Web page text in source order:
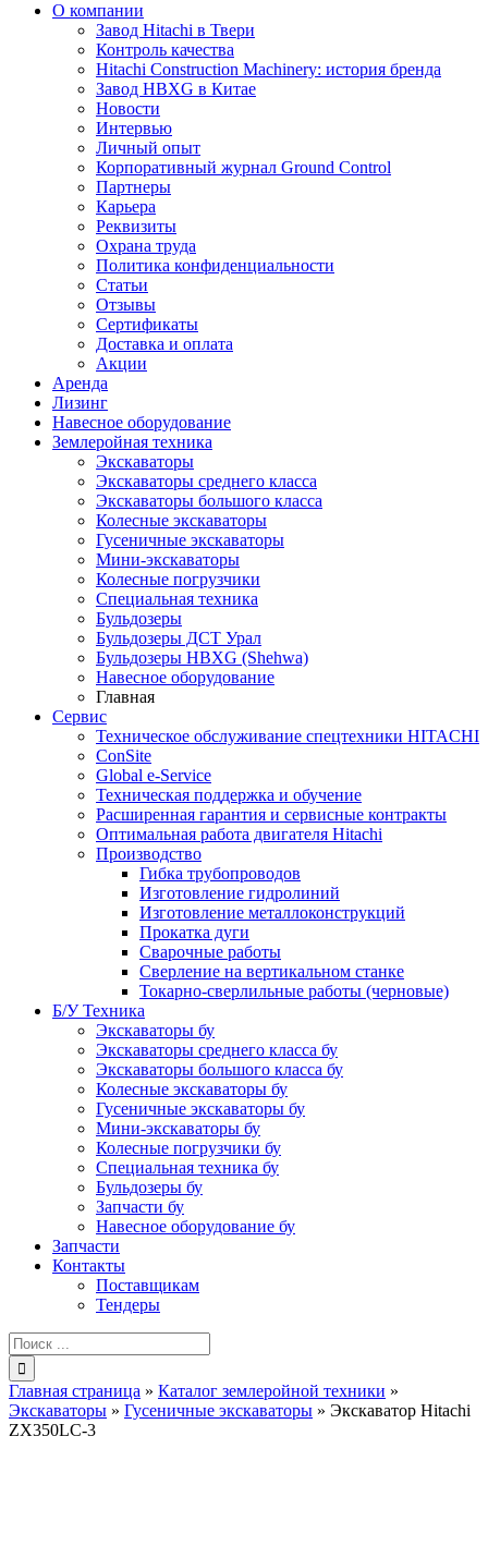
О компании
Завод Hitachi в Твери
Контроль качества
Hitachi Construction Machinery: история бренда
Завод HBXG в Китае
Новости
Интервью
Личный опыт
Корпоративный журнал Ground Control
Партнеры
Карьера
Реквизиты
Охрана труда
Политика конфиденциальности
Статьи
Отзывы
Сертификаты
Доставка и оплата
Акции
Аренда
Лизинг
Навесное оборудование
Землеройная техника
Экскаваторы
Экскаваторы среднего класса
Экскаваторы большого класса
Колесные экскаваторы
Гусеничные экскаваторы
Мини-экскаваторы
Колесные погрузчики
Специальная техника
Бульдозеры
Бульдозеры ДСТ Урал
Бульдозеры HBXG (Shehwa)
Навесное оборудование
Главная
Сервис
Техническое обслуживание спецтехники HITACHI
ConSite
Global e-Service
Техническая поддержка и обучение
Расширенная гарантия и сервисные контракты
Оптимальная работа двигателя Hitachi
Производство
Гибка трубопроводов
Изготовление гидролиний
Изготовление металлоконструкций
Прокатка дуги
Сварочные работы
Сверление на вертикальном станке
Токарно-сверлильные работы (черновые)
Б/У Техника
Экскаваторы бу
Экскаваторы среднего класса бу
Экскаваторы большого класса бу
Колесные экскаваторы бу
Гусеничные экскаваторы бу
Мини-экскаваторы бу
Колесные погрузчики бу
Специальная техника бу
Бульдозеры бу
Запчасти бу
Навесное оборудование бу
Запчасти
Контакты
Поставщикам
Тендеры
Результат
поиска:
Главная страница » Каталог землеройной техники »
Экскаваторы » Гусеничные экскаваторы » Экскаватор Hitachi
ZX350LC-3